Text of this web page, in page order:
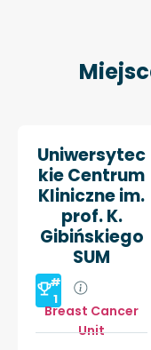
Uniwersytec
kie Centrum
Kliniczne im.
prof. K.
Gibińskiego
SUM
#
1
Breast Cancer
Unit